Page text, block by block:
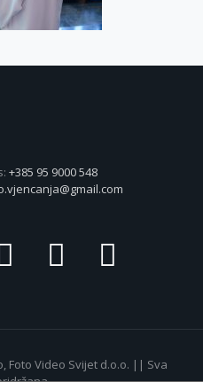
+385 95 9000 548
Foto Video Svijet d.o.o. || Sva